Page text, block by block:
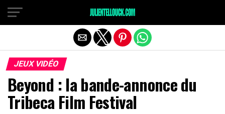
JEUX VIDÉO
Beyond : la bande-annonce du
Tribeca Film Festival